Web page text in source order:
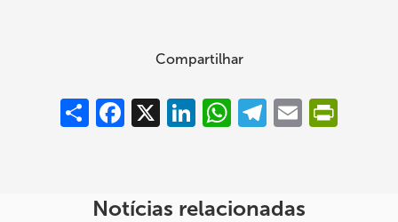
Compartilhar
Compartilhar
Facebook
X LinkedInWhatsAppTelegram
Email
Notícias relacionadas